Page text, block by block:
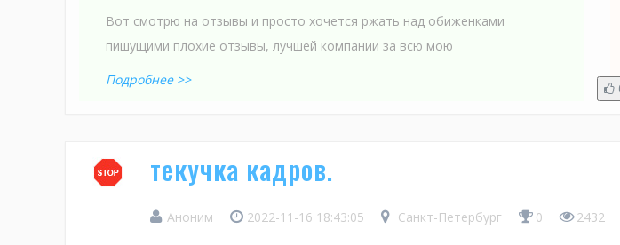
Вот смотрю на отзывы и просто хочется ржать над обиженками
пишущими плохие отзывы, лучшей компании за всю мою
Подробнее >>
текучка кадров.
Аноним 2022-11-16 18:43:05 Санкт-Петербург 0 2432